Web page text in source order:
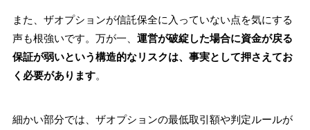
また、ザオプションが信託保全に入っていない点を気にする
声も根強いです。万が一、 運営が破綻した場合に資金が戻る
保証が弱いという構造的なリスクは、事実として押さえてお
く必要があります。
細かい部分では、ザオプションの最低取引額や判定ルールが